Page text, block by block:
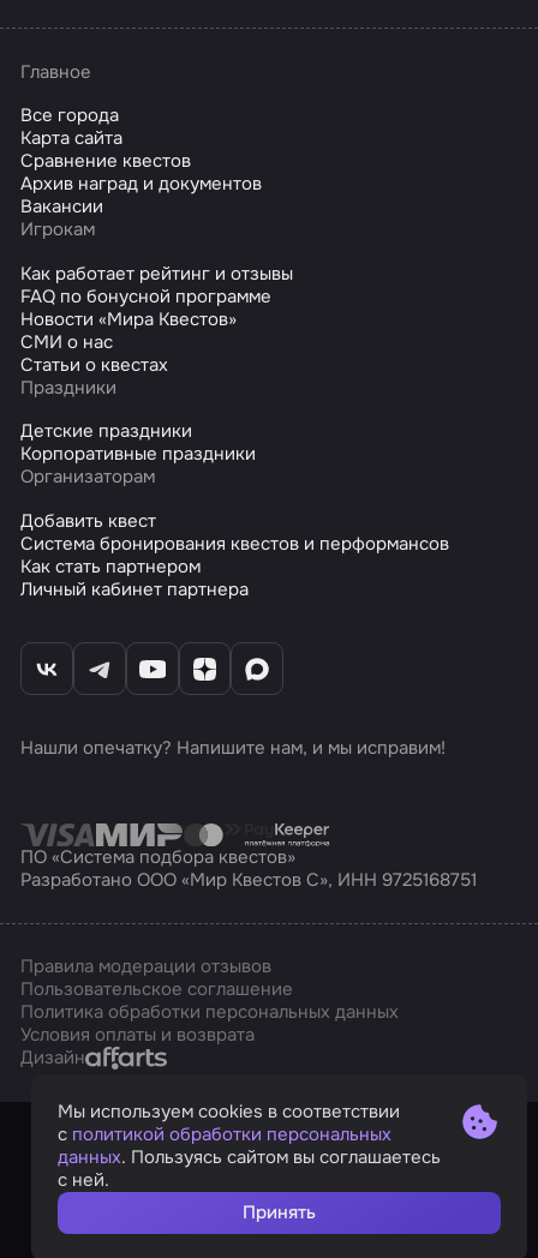
Главное
Все города
Карта сайта
Сравнение квестов
Архив наград и документов
Вакансии
Игрокам
Как работает рейтинг и отзывы
FAQ по бонусной программе
Новости «Мира Квестов»
СМИ о нас
Статьи о квестах
Праздники
Детские праздники
Корпоративные праздники
Организаторам
Добавить квест
Система бронирования квестов и перформансов
Как стать партнером
Личный кабинет партнера
Нашли опечатку? Напишите нам, и мы исправим!
ПО «Система подбора квестов»
Разработано ООО «Мир Квестов С», ИНН 9725168751
Правила модерации отзывов
Пользовательское соглашение
Политика обработки персональных данных
Условия оплаты и возврата
ДизайнAffarts
Мы используем cookies в соответствии
с политикой обработки персональных
данных. Пользуясь сайтом вы соглашаетесь
с ней.
Принять